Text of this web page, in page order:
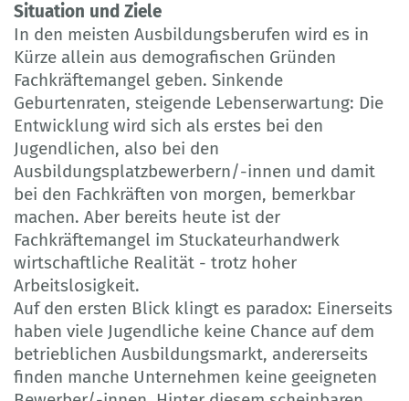
Situation und Ziele
In den meisten Ausbildungsberufen wird es in
Kürze allein aus demografischen Gründen
Fachkräftemangel geben. Sinkende
Geburtenraten, steigende Lebenserwartung: Die
Entwicklung wird sich als erstes bei den
Jugendlichen, also bei den
Ausbildungsplatzbewerbern/-innen und damit
bei den Fachkräften von morgen, bemerkbar
machen. Aber bereits heute ist der
Fachkräftemangel im Stuckateurhandwerk
wirtschaftliche Realität - trotz hoher
Arbeitslosigkeit.
Auf den ersten Blick klingt es paradox: Einerseits
haben viele Jugendliche keine Chance auf dem
betrieblichen Ausbildungsmarkt, andererseits
finden manche Unternehmen keine geeigneten